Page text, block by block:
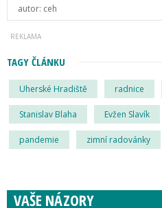
autor: ceh
TAGY ČLÁNKU
Uherské Hradiště radnice
Stanislav Blaha Evžen Slavík
pandemie zimní radovánky
VAŠE NÁZORY